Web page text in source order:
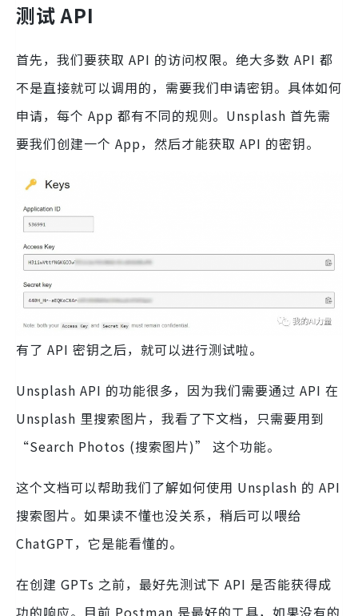
测试 API
首先，我们要获取 API 的访问权限。绝大多数 API 都
不是直接就可以调用的，需要我们申请密钥。具体如何
申请，每个 App 都有不同的规则。Unsplash 首先需
要我们创建一个 App，然后才能获取 API 的密钥。
有了 API 密钥之后，就可以进行测试啦。
Unsplash API 的功能很多，因为我们需要通过 API 在
Unsplash 里搜索图片，我看了下文档，只需要用到
“Search Photos (搜索图片)” 这个功能。
这个文档可以帮助我们了解如何使用 Unsplash 的 API
搜索图片。如果读不懂也没关系，稍后可以喂给
ChatGPT，它是能看懂的。
在创建 GPTs 之前，最好先测试下 API 是否能获得成
功的响应。目前 Postman 是最好的工具，如果没有的